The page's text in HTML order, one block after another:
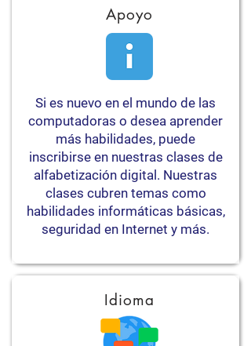
Apoyo
Si es nuevo en el mundo de las
computadoras o desea aprender
más habilidades, puede
inscribirse en nuestras clases de
alfabetización digital. Nuestras
clases cubren temas como
habilidades informáticas básicas,
seguridad en Internet y más.
Idioma